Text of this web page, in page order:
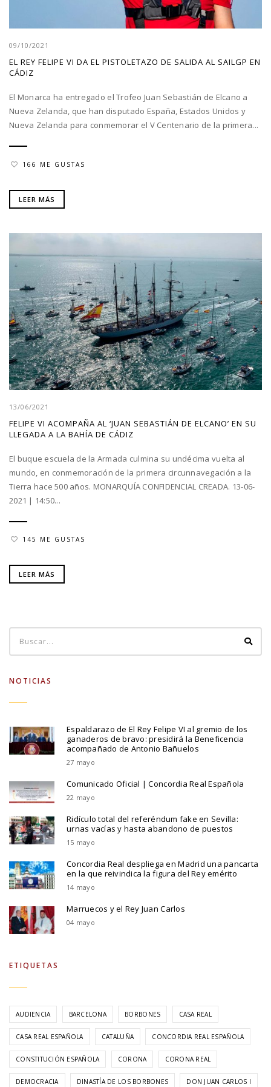
09/10/2021
EL REY FELIPE VI DA EL PISTOLETAZO DE SALIDA AL SAILGP EN
CÁDIZ
El Monarca ha entregado el Trofeo Juan Sebastián de Elcano a
Nueva Zelanda, que han disputado España, Estados Unidos y
Nueva Zelanda para conmemorar el V Centenario de la primera...
166 ME GUSTAS
LEER MÁS
13/06/2021
FELIPE VI ACOMPAÑA AL ‘JUAN SEBASTIÁN DE ELCANO’ EN SU
LLEGADA A LA BAHÍA DE CÁDIZ
El buque escuela de la Armada culmina su undécima vuelta al
mundo, en conmemoración de la primera circunnavegación a la
Tierra hace 500 años. MONARQUÍA CONFIDENCIAL CREADA. 13-06-
2021 | 14:50...
145 ME GUSTAS
LEER MÁS
NOTICIAS
Espaldarazo de El Rey Felipe VI al gremio de los
ganaderos de bravo: presidirá la Beneficencia
acompañado de Antonio Bañuelos
27 mayo
Comunicado Oficial | Concordia Real Española
22 mayo
Ridículo total del referéndum fake en Sevilla:
urnas vacías y hasta abandono de puestos
15 mayo
Concordia Real despliega en Madrid una pancarta
en la que reivindica la figura del Rey emérito
14 mayo
Marruecos y el Rey Juan Carlos
04 mayo
ETIQUETAS
AUDIENCIA BARCELONA BORBONES CASA REAL
CASA REAL ESPAÑOLA CATALUÑA CONCORDIA REAL ESPAÑOLA
CONSTITUCIÓN ESPAÑOLA CORONA CORONA REAL
DEMOCRACIA DINASTÍA DE LOS BORBONES DON JUAN CARLOS I